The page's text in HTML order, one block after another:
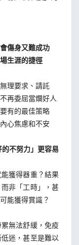
傷身又難成功
生涯的捷徑
理要求、請託
委屈當爛好人
有的最佳策略
焦慮和不安
不努力」更容易
獲得器重？結果
非「工時」，甚
能獲得賞識？
無法舒緩，免疫
迷，甚至是難以